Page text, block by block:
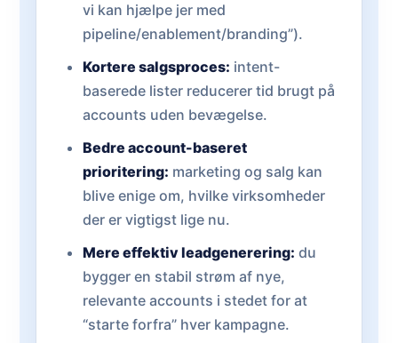
vi kan hjælpe jer med
pipeline/enablement/branding”).
Kortere salgsproces: intent-
baserede lister reducerer tid brugt på
accounts uden bevægelse.
Bedre account-baseret
prioritering: marketing og salg kan
blive enige om, hvilke virksomheder
der er vigtigst lige nu.
Mere effektiv leadgenerering: du
bygger en stabil strøm af nye,
relevante accounts i stedet for at
“starte forfra” hver kampagne.